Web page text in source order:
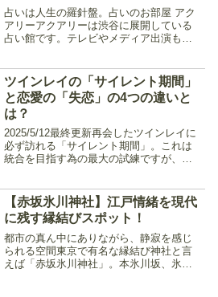
占いは人生の羅針盤。占いのお部屋 アク
アリーアクアリーは渋谷に展開している
占い館です。テレビやメディア出演も果
ど各分野のエキスパート占い師が集結。
的中率、相談満足度が非...
ツインレイの「サイレント期間」
と恋愛の「失恋」の4つの違いと
は？
2025/5/12最終更新再会したツインレイに
必ず訪れる「サイレント期間」。これは
統合を目指す為の最大の試練ですが、目
インレイだと思っていた相手が全く違う
存在だったと言...
【赤坂氷川神社】江戸情緒を現代
に残す縁結びスポット！
都市の真ん中にありながら、静寂を感じ
られる空間東京で有名な縁結び神社と言
えば「赤坂氷川神社」。本氷川坂、氷川